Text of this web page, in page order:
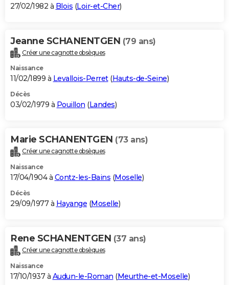
27/02/1982 à Blois (Loir-et-Cher)
Jeanne SCHANENTGEN (79 ans)
Créer une cagnotte obsèques
Naissance
11/02/1899 à Levallois-Perret(Hauts-de-Seine)
Décès
03/02/1979 à Pouillon (Landes)
Marie SCHANENTGEN (73 ans)
Créer une cagnotte obsèques
Naissance
17/04/1904 à Contz-les-Bains (Moselle)
Décès
29/09/1977 à Hayange (Moselle)
Rene SCHANENTGEN (37 ans)
Créer une cagnotte obsèques
Naissance
17/10/1937 à Audun-le-Roman (Meurthe-et-Moselle)